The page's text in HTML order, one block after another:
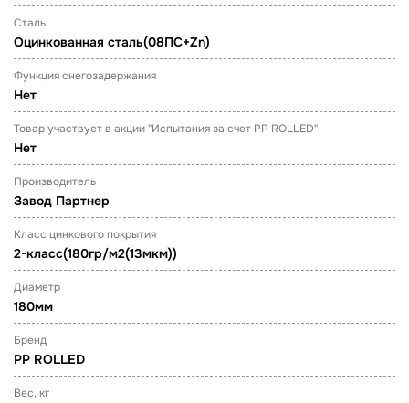
Сталь
Оцинкованная сталь(08ПС+Zn)
Функция снегозадержания
Нет
Товар участвует в акции "Испытания за счет PP ROLLED"
Нет
Производитель
Завод Партнер
Класс цинкового покрытия
2-класс(180гр/м2(13мкм))
Диаметр
180мм
Бренд
PP ROLLED
Вес, кг